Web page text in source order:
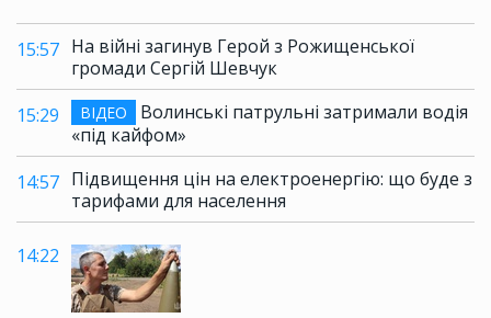
15:57 На війні загинув Герой з Рожищенської
громади Сергій Шевчук
15:29
ВІДЕО
Волинські патрульні затримали водія
«під кайфом»
14:57 Підвищення цін на електроенергію: що буде з
тарифами для населення
14:22